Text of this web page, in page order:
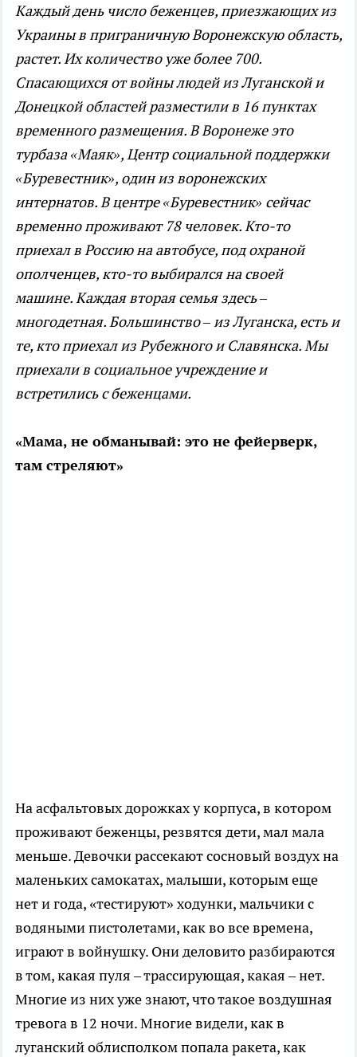
Каждый день число беженцев, приезжающих из
Украины в приграничную Воронежскую область,
растет. Их количество уже более 700.
Спасающихся от войны людей из Луганской и
Донецкой областей разместили в 16 пунктах
временного размещения. В Воронеже это
турбаза «Маяк», Центр социальной поддержки
«Буревестник», один из воронежских
интернатов. В центре «Буревестник» сейчас
временно проживают 78 человек. Кто-то
приехал в Россию на автобусе, под охраной
ополченцев, кто-то выбирался на своей
машине. Каждая вторая семья здесь –
многодетная. Большинство – из Луганска, есть и
те, кто приехал из Рубежного и Славянска. Мы
приехали в социальное учреждение и
встретились с беженцами.
«Мама, не обманывай: это не фейерверк,
там стреляют»
На асфальтовых дорожках у корпуса, в котором
проживают беженцы, резвятся дети, мал мала
меньше. Девочки рассекают сосновый воздух на
маленьких самокатах, малыши, которым еще
нет и года, «тестируют» ходунки, мальчики с
водяными пистолетами, как во все времена,
играют в войнушку. Они деловито разбираются
в том, какая пуля – трассирующая, какая – нет.
Многие из них уже знают, что такое воздушная
тревога в 12 ночи. Многие видели, как в
луганский облисполком попала ракета, как